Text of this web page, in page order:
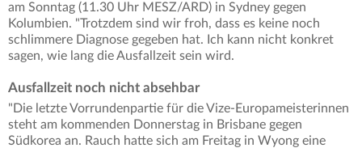
am Sonntag (11.30 Uhr MESZ/ARD) in Sydney gegen
Kolumbien. "Trotzdem sind wir froh, dass es keine noch
schlimmere Diagnose gegeben hat. Ich kann nicht konkret
sagen, wie lang die Ausfallzeit sein wird.
Ausfallzeit noch nicht absehbar
"Die letzte Vorrundenpartie für die Vize-Europameisterinnen
steht am kommenden Donnerstag in Brisbane gegen
Südkorea an. Rauch hatte sich am Freitag in Wyong eine